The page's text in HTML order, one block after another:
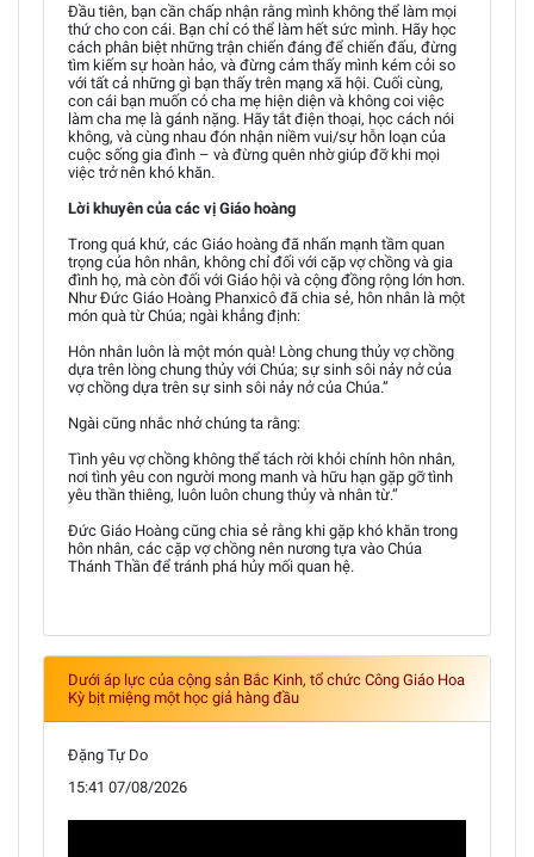
Đầu tiên, bạn cần chấp nhận rằng mình không thể làm mọi
thứ cho con cái. Bạn chỉ có thể làm hết sức mình. Hãy học
cách phân biệt những trận chiến đáng để chiến đấu, đừng
tìm kiếm sự hoàn hảo, và đừng cảm thấy mình kém cỏi so
với tất cả những gì bạn thấy trên mạng xã hội. Cuối cùng,
con cái bạn muốn có cha mẹ hiện diện và không coi việc
làm cha mẹ là gánh nặng. Hãy tắt điện thoại, học cách nói
không, và cùng nhau đón nhận niềm vui/sự hỗn loạn của
cuộc sống gia đình – và đừng quên nhờ giúp đỡ khi mọi
việc trở nên khó khăn.
Lời khuyên của các vị Giáo hoàng
Trong quá khứ, các Giáo hoàng đã nhấn mạnh tầm quan
trọng của hôn nhân, không chỉ đối với cặp vợ chồng và gia
đình họ, mà còn đối với Giáo hội và cộng đồng rộng lớn hơn.
Như Đức Giáo Hoàng Phanxicô đã chia sẻ, hôn nhân là một
món quà từ Chúa; ngài khẳng định:
Hôn nhân luôn là một món quà! Lòng chung thủy vợ chồng
dựa trên lòng chung thủy với Chúa; sự sinh sôi nảy nở của
vợ chồng dựa trên sự sinh sôi nảy nở của Chúa.”
Ngài cũng nhắc nhở chúng ta rằng:
Tình yêu vợ chồng không thể tách rời khỏi chính hôn nhân,
nơi tình yêu con người mong manh và hữu hạn gặp gỡ tình
yêu thần thiêng, luôn luôn chung thủy và nhân từ.”
Đức Giáo Hoàng cũng chia sẻ rằng khi gặp khó khăn trong
hôn nhân, các cặp vợ chồng nên nương tựa vào Chúa
Thánh Thần để tránh phá hủy mối quan hệ.
Dưới áp lực của cộng sản Bắc Kinh, tổ chức Công Giáo Hoa
Kỳ bịt miệng một học giả hàng đầu
Đặng Tự Do
15:41 07/08/2026